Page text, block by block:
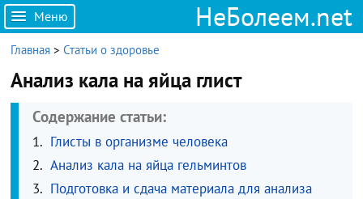
Меню НеБолеем.net
Главная >Статьи о здоровье
Анализ кала на яйца глист
Содержание статьи:
Глисты в организме человека
Анализ кала на яйца гельминтов
Подготовка и сдача материала для анализа